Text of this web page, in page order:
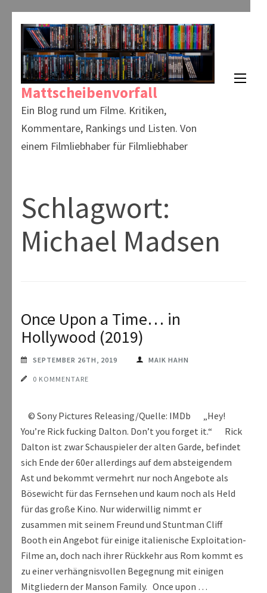
springen
(Enter
drücken)
Mattscheibenvorfall
Ein Blog rund um Filme. Kritiken,
Kommentare, Rankings und Listen. Von
einem Filmliebhaber für Filmliebhaber
Schlagwort:
Michael Madsen
Once Upon a Time… in
Hollywood (2019)
SEPTEMBER 26TH, 2019 MAIK HAHN
0 KOMMENTARE
© Sony Pictures Releasing/Quelle: IMDb „Hey!
You’re Rick fucking Dalton. Don’t you forget it.“ Rick
Dalton ist zwar Schauspieler der alten Garde, befindet
sich Ende der 60er allerdings auf dem absteigendem
Ast und bekommt vermehrt nur noch Angebote als
Bösewicht für das Fernsehen und kaum noch als Held
für das große Kino. Nur widerwillig nimmt er
zusammen mit seinem Freund und Stuntman Cliff
Booth ein Angebot für einige italienische Exploitation-
Filme an, doch nach ihrer Rückkehr aus Rom kommt es
zu einer verhängnisvollen Begegnung mit einigen
Mitgliedern der Manson Family. Once upon …